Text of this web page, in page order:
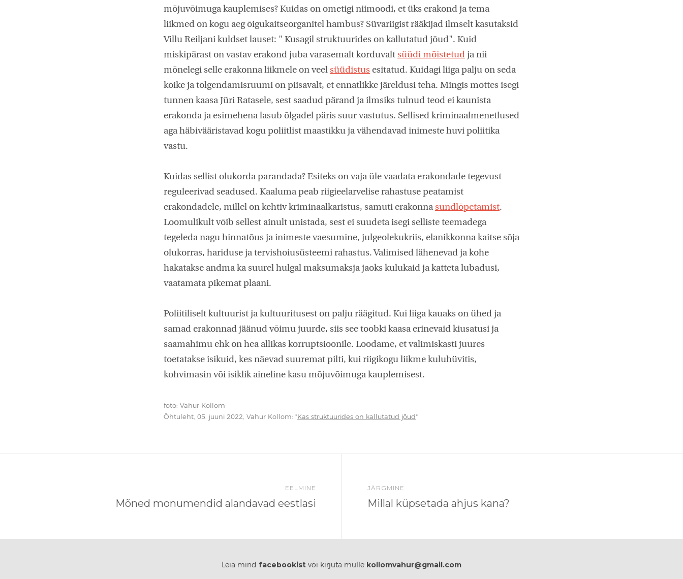
mõjuvõimuga kauplemises? Kuidas on ometigi niimoodi, et üks erakond ja tema
liikmed on kogu aeg õigukaitseorganitel hambus? Süvariigist rääkijad ilmselt kasutaksid
Villu Reiljani kuldset lauset: " Kusagil struktuurides on kallutatud jõud". Kuid
miskipärast on vastav erakond juba varasemalt korduvalt süüdi mõistetud ja nii
mõnelegi selle erakonna liikmele on veel süüdistus esitatud. Kuidagi liiga palju on seda
kõike ja tõlgendamisruumi on piisavalt, et ennatlikke järeldusi teha. Mingis mõttes isegi
tunnen kaasa Jüri Ratasele, sest saadud pärand ja ilmsiks tulnud teod ei kaunista
erakonda ja esimehena lasub õlgadel päris suur vastutus. Sellised kriminaalmenetlused
aga häbivääristavad kogu poliitlist maastikku ja vähendavad inimeste huvi poliitika
vastu.
Kuidas sellist olukorda parandada? Esiteks on vaja üle vaadata erakondade tegevust
reguleerivad seadused. Kaaluma peab riigieelarvelise rahastuse peatamist
erakondadele, millel on kehtiv kriminaalkaristus, samuti erakonna sundlõpetamist.
Loomulikult võib sellest ainult unistada, sest ei suudeta isegi selliste teemadega
tegeleda nagu hinnatõus ja inimeste vaesumine, julgeolekukriis, elanikkonna kaitse sõja
olukorras, hariduse ja tervishoiusüsteemi rahastus. Valimised lähenevad ja kohe
hakatakse andma ka suurel hulgal maksumaksja jaoks kulukaid ja katteta lubadusi,
vaatamata pikemat plaani.
Poliitiliselt kultuurist ja kultuuritusest on palju räägitud. Kui liiga kauaks on ühed ja
samad erakonnad jäänud võimu juurde, siis see toobki kaasa erinevaid kiusatusi ja
saamahimu ehk on hea allikas korruptsioonile. Loodame, et valimiskasti juures
toetatakse isikuid, kes näevad suuremat pilti, kui riigikogu liikme kuluhüvitis,
kohvimasin või isiklik aineline kasu mõjuvõimuga kauplemisest.
foto: Vahur Kollom
Õhtuleht, 05. juuni 2022, Vahur Kollom: "Kas struktuurides on kallutatud jõud"
EELMINE
Mõned monumendid alandavad eestlasi
JÄRGMINE
Millal küpsetada ahjus kana?
Leia mind facebookist või kirjuta mulle kollomvahur@gmail.com